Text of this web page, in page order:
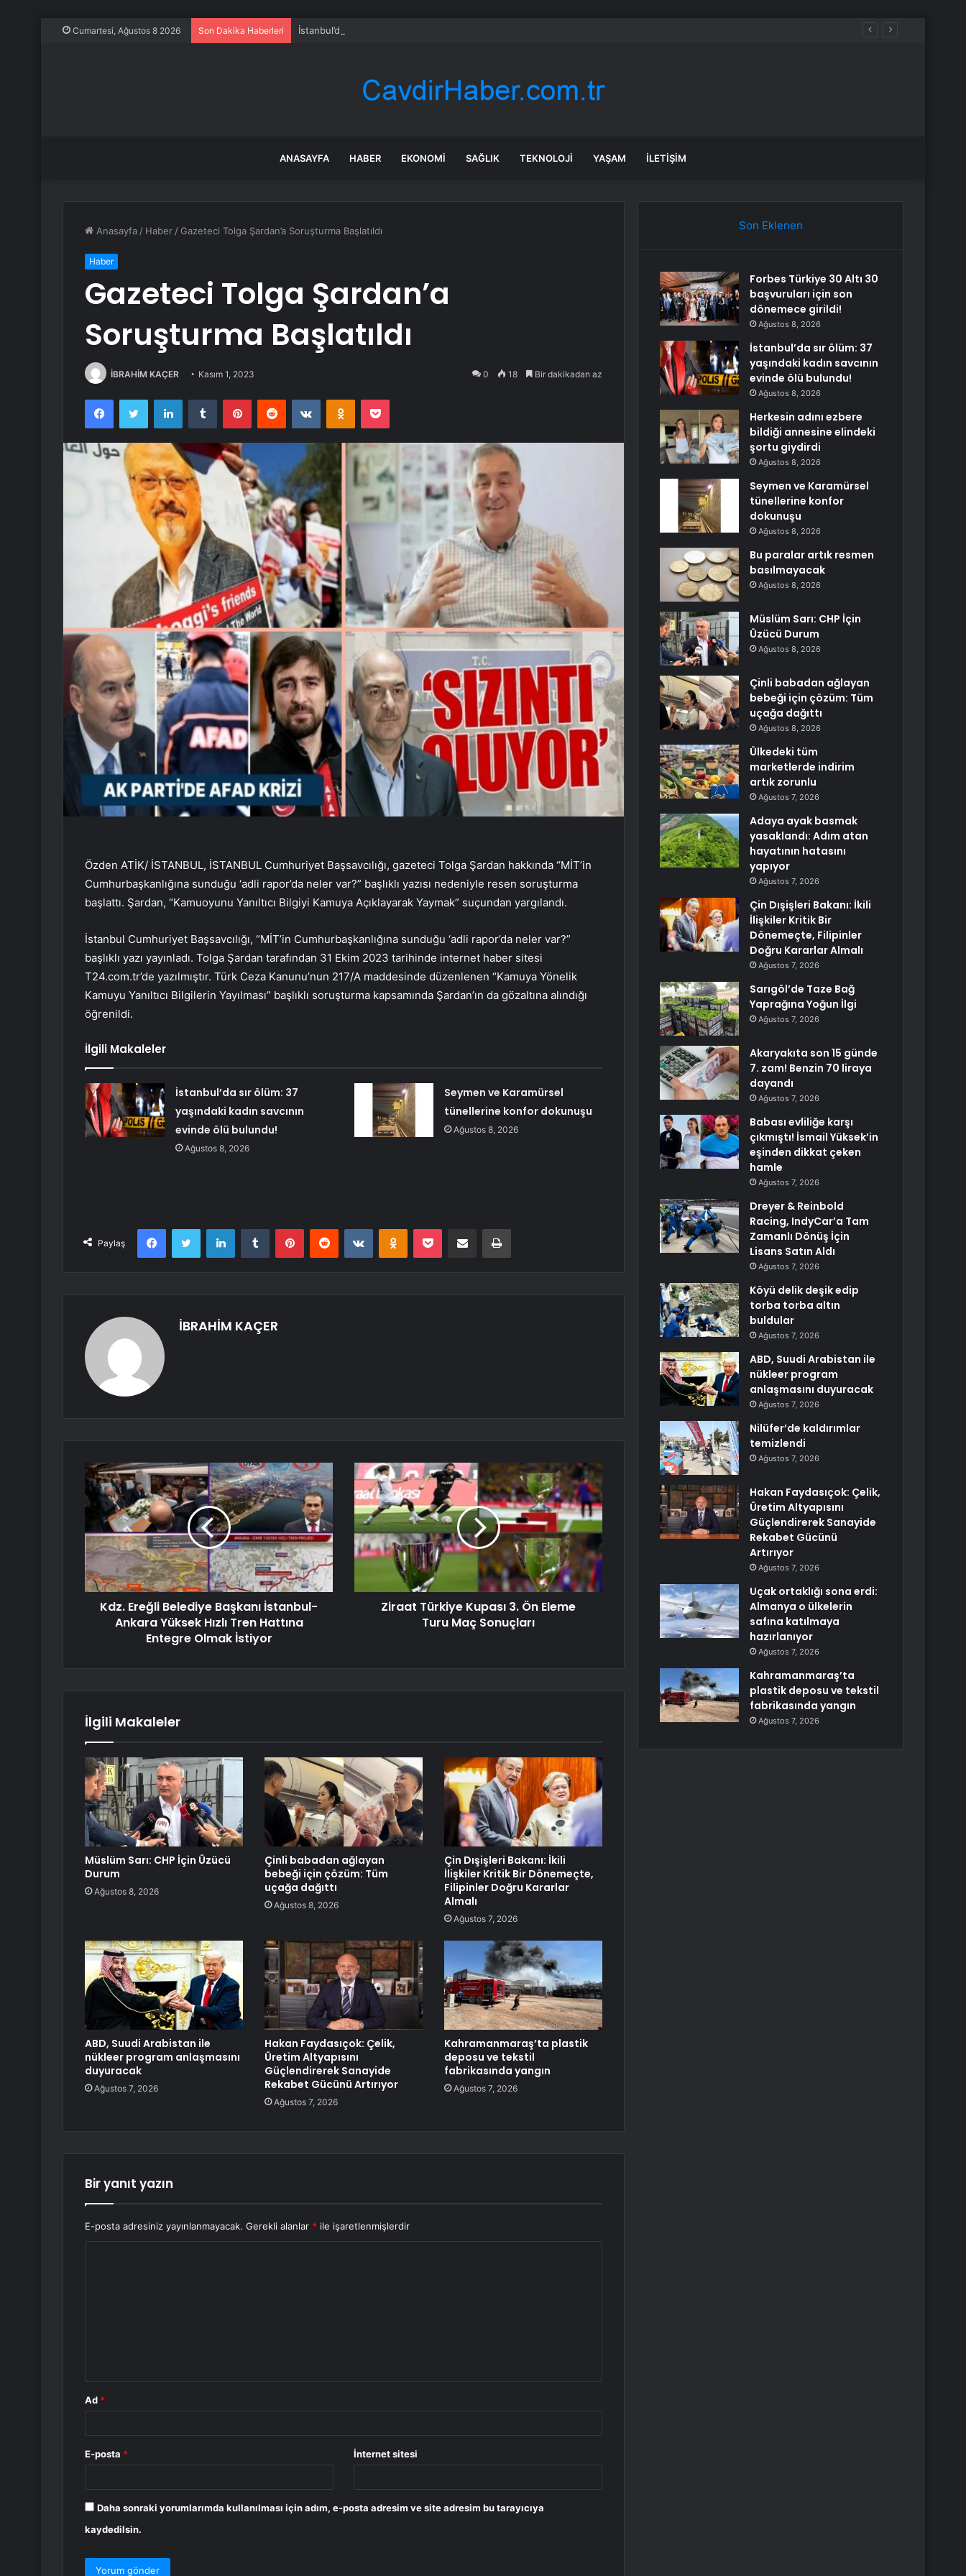
Cumartesi, Ağustos 8 2026 Son Dakika Haberleri İstanbul’da sır ölüm: 37 yaşındaki kadın savcının evinde ölü bulundu!
ANASAYFA HABER EKONOMI SAĞLIK TEKNOLOJI YAŞAM İLETIŞIM
Anasayfa / Haber / Gazeteci Tolga Şardan’a Soruşturma Başlatıldı
Haber
Gazeteci Tolga Şardan’a
Soruşturma Başlatıldı
İBRAHİM KAÇER Kasım 1, 2023 0 18 Bir dakikadan az
FacebookTwitter LinkedInTumblr PinterestReddit VKontakteOdnoklassniki
Pocket
Özden ATİK/ İSTANBUL, İSTANBUL Cumhuriyet Başsavcılığı, gazeteci Tolga Şardan hakkında “MİT’in
Cumhurbaşkanlığına sunduğu ‘adli rapor’da neler var?” başlıklı yazısı nedeniyle resen soruşturma
başlattı. Şardan, “Kamuoyunu Yanıltıcı Bilgiyi Kamuya Açıklayarak Yaymak” suçundan yargılandı.
İstanbul Cumhuriyet Başsavcılığı, “MİT’in Cumhurbaşkanlığına sunduğu ‘adli rapor’da neler var?”
başlıklı yazı yayınladı. Tolga Şardan tarafından 31 Ekim 2023 tarihinde internet haber sitesi
T24.com.tr’de yazılmıştır. Türk Ceza Kanunu’nun 217/A maddesinde düzenlenen “Kamuya Yönelik
Kamuyu Yanıltıcı Bilgilerin Yayılması” başlıklı soruşturma kapsamında Şardan’ın da gözaltına alındığı
öğrenildi.
İlgili Makaleler
İstanbul’da sır ölüm: 37
yaşındaki kadın savcının
evinde ölü bulundu!
Ağustos 8, 2026
Seymen ve Karamürsel
tünellerine konfor dokunuşu
Ağustos 8, 2026
Paylaş
FacebookTwitter LinkedInTumblr PinterestReddit VKontakteOdnoklassniki
Pocket E-Posta ile paylaş Yazdır
İBRAHİM KAÇER
Kdz. Ereğli Belediye Başkanı İstanbul-
Ankara Yüksek Hızlı Tren Hattına
Entegre Olmak İstiyor
Ziraat Türkiye Kupası 3. Ön Eleme
Turu Maç Sonuçları
İlgili Makaleler
Müslüm Sarı: CHP İçin Üzücü
Durum
Ağustos 8, 2026
Çinli babadan ağlayan
bebeği için çözüm: Tüm
uçağa dağıttı
Ağustos 8, 2026
Çin Dışişleri Bakanı: İkili
İlişkiler Kritik Bir Dönemeçte,
Filipinler Doğru Kararlar
Almalı
Ağustos 7, 2026
ABD, Suudi Arabistan ile
nükleer program anlaşmasını
duyuracak
Ağustos 7, 2026
Hakan Faydasıçok: Çelik,
Üretim Altyapısını
Güçlendirerek Sanayide
Rekabet Gücünü Artırıyor
Ağustos 7, 2026
Kahramanmaraş’ta plastik
deposu ve tekstil
fabrikasında yangın
Ağustos 7, 2026
Bir yanıt yazın
E-posta adresiniz yayınlanmayacak. Gerekli alanlar * ile işaretlenmişlerdir
Ad *
E-posta * İnternet sitesi
Daha sonraki yorumlarımda kullanılması için adım, e-posta adresim ve site adresim bu tarayıcıya
kaydedilsin.
Son Eklenen
Forbes Türkiye 30 Altı 30
başvuruları için son
dönemece girildi!
Ağustos 8, 2026
İstanbul’da sır ölüm: 37
yaşındaki kadın savcının
evinde ölü bulundu!
Ağustos 8, 2026
Herkesin adını ezbere
bildiği annesine elindeki
şortu giydirdi
Ağustos 8, 2026
Seymen ve Karamürsel
tünellerine konfor
dokunuşu
Ağustos 8, 2026
Bu paralar artık resmen
basılmayacak
Ağustos 8, 2026
Müslüm Sarı: CHP İçin
Üzücü Durum
Ağustos 8, 2026
Çinli babadan ağlayan
bebeği için çözüm: Tüm
uçağa dağıttı
Ağustos 8, 2026
Ülkedeki tüm
marketlerde indirim
artık zorunlu
Ağustos 7, 2026
Adaya ayak basmak
yasaklandı: Adım atan
hayatının hatasını
yapıyor
Ağustos 7, 2026
Çin Dışişleri Bakanı: İkili
İlişkiler Kritik Bir
Dönemeçte, Filipinler
Doğru Kararlar Almalı
Ağustos 7, 2026
Sarıgöl’de Taze Bağ
Yaprağına Yoğun İlgi
Ağustos 7, 2026
Akaryakıta son 15 günde
7. zam! Benzin 70 liraya
dayandı
Ağustos 7, 2026
Babası evliliğe karşı
çıkmıştı! İsmail Yüksek’in
eşinden dikkat çeken
hamle
Ağustos 7, 2026
Dreyer & Reinbold
Racing, IndyCar’a Tam
Zamanlı Dönüş İçin
Lisans Satın Aldı
Ağustos 7, 2026
Köyü delik deşik edip
torba torba altın
buldular
Ağustos 7, 2026
ABD, Suudi Arabistan ile
nükleer program
anlaşmasını duyuracak
Ağustos 7, 2026
Nilüfer’de kaldırımlar
temizlendi
Ağustos 7, 2026
Hakan Faydasıçok: Çelik,
Üretim Altyapısını
Güçlendirerek Sanayide
Rekabet Gücünü
Artırıyor
Ağustos 7, 2026
Uçak ortaklığı sona erdi:
Almanya o ülkelerin
safına katılmaya
hazırlanıyor
Ağustos 7, 2026
Kahramanmaraş’ta
plastik deposu ve tekstil
fabrikasında yangın
Ağustos 7, 2026